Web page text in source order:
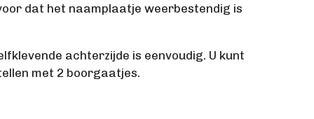
dat het naamplaatje weerbestendig is
achterzijde is eenvoudig. U kunt
met 2 boorgaatjes.